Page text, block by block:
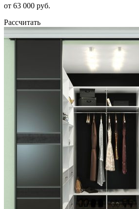
от 63 000 руб.
Рассчитать